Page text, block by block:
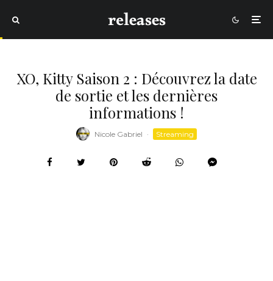
XO, Kitty Saison 2 : Découvrez la date
de sortie et les dernières
informations !
Nicole Gabriel · Streaming